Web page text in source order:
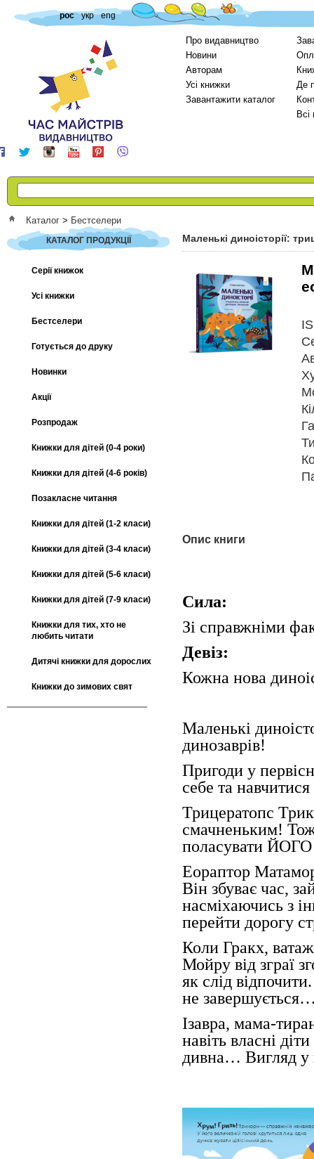
рос укр eng
Про видавництво
Новини
Авторам
Усі книжки
Завантажити каталог
Де
Каталог > Бестселери
КАТАЛОГ ПРОДУКЦІЇ
Серії книжок
Усі книжки
Бестселери
Готується до друку
Новинки
Акції
Розпродаж
Книжки для дітей (0-4 роки)
Книжки для дітей (4-6 років)
Позакласне читання
Книжки для дітей (1-2 класи)
Книжки для дітей (3-4 класи)
Книжки для дітей (5-6 класи)
Книжки для дітей (7-9 класи)
Книжки для тих, хто не
любить читати
Дитячі книжки для дорослих
Книжки до зимових свят
Маленькі диноісторії:
Опис книги
Сила:
Зі справжніми
Девіз:
Кожна нова
Маленькі
динозаврів!
Пригоди у
себе та
Трицератопс
смачненьким!
поласувати ЙОГО
Еораптор
Він збуває час,
насміхаючись з
перейти дорогу
Коли Гракх,
Мойру від зграї
як слід
не
Ізавра, мама-
навіть власні
дивна… Вигляд у